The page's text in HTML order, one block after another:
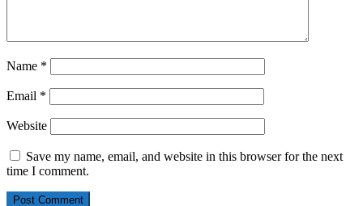
Name *
Email *
Website
Save my name, email, and website in this browser for the next
time I comment.